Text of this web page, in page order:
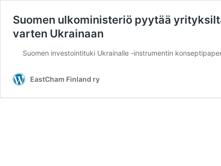
Suomen ulkoministeriö pyytää
varten Ukrainaan
Suomen investointituki Ukrainalle -instrumentin
EastCham Finland ry